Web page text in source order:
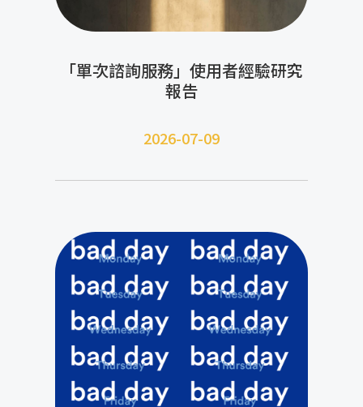
「單次諮詢服務」使用者經驗研究
報告
2026-07-09